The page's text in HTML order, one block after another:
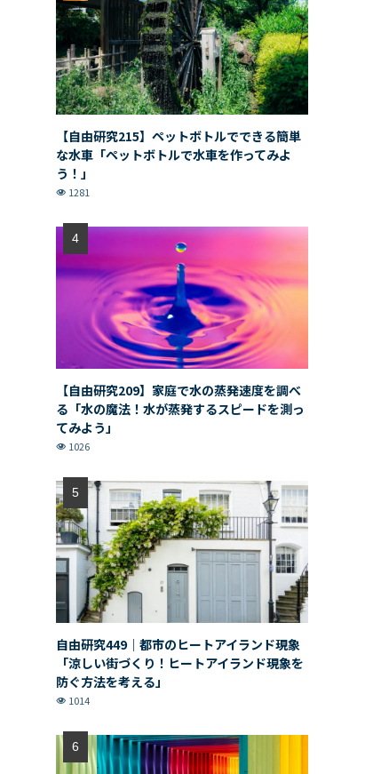
【自由研究215】ペットボトルでできる簡単
な水車「ペットボトルで水車を作ってみよ
う！」
1281
【自由研究209】家庭で水の蒸発速度を調べ
る「水の魔法！水が蒸発するスピードを測っ
てみよう」
1026
自由研究449｜都市のヒートアイランド現象
「涼しい街づくり！ヒートアイランド現象を
防ぐ方法を考える」
1014